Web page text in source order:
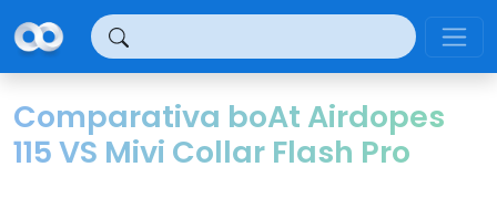
Comparativa boAt Airdopes
115 VS Mivi Collar Flash Pro
Panel de gestión de cookies